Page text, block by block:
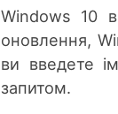
Windows 10
оновлення,
ви введете
запитом.